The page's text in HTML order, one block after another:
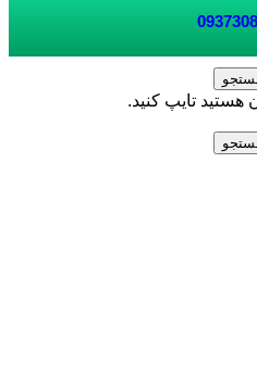
هستید تایپ کنید.